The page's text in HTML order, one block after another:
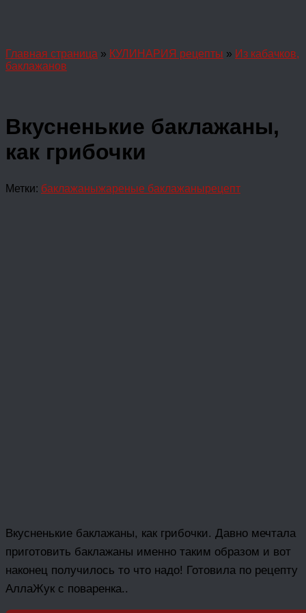
Главная страница » КУЛИНАРИЯ рецепты » Из кабачков,
баклажанов
Вкусненькие баклажаны,
как грибочки
Метки: баклажаныжареные баклажанырецепт
Вкусненькие баклажаны, как грибочки. Давно мечтала
приготовить баклажаны именно таким образом и вот
наконец получилось то что надо! Готовила по рецепту
АллаЖук с поваренка..